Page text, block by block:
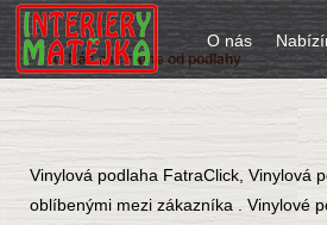
O nás
U Nás začínáme od podlahy
Vinylová podlaha FatraClick, Vinylová
oblíbenými mezi zákazníka . Vinylové